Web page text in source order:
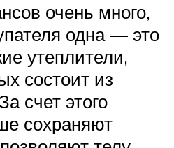
очень много,
одна — это
утеплители,
состоит из
счет этого
сохраняют